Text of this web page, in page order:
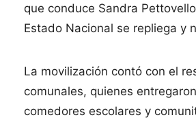
que conduce Sandra
Estado Nacional se repliega y
La movilización contó con el
comunales, quienes
comedores escolares y